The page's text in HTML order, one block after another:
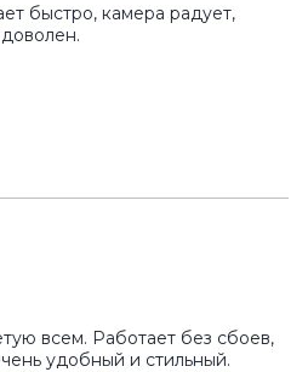
быстро, камера радует,
всем. Работает без сбоев,
удобный и стильный.